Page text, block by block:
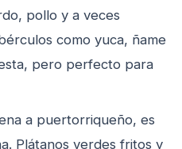
pollo y a veces
como yuca, ñame
pero perfecto para
a puertorriqueño, es
Plátanos verdes fritos y